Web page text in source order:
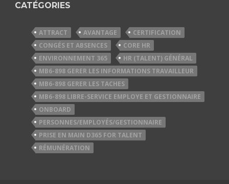
CATÉGORIES
ATTRACT AVANTAGE
CERTIFICATION
CONGÉS ET ABSENCES
CORE HR
ENVIRONNEMENT 365
HR (TALENT) GÉNÉRAL
MB6-898 GERER LES INFORMATIONS TRAVAILLEUR
MB6-898 GERER LES TACHES
MB6-898 LIBRE-SERVICE EMPLOYE ET GESTIONNAIRE
ONBOARD
PERSONNES/EMPLOYÉS/GESTIONNAIRE
PRISE EN MAIN D365 FOR TALENT
RÉMUNÉRATION